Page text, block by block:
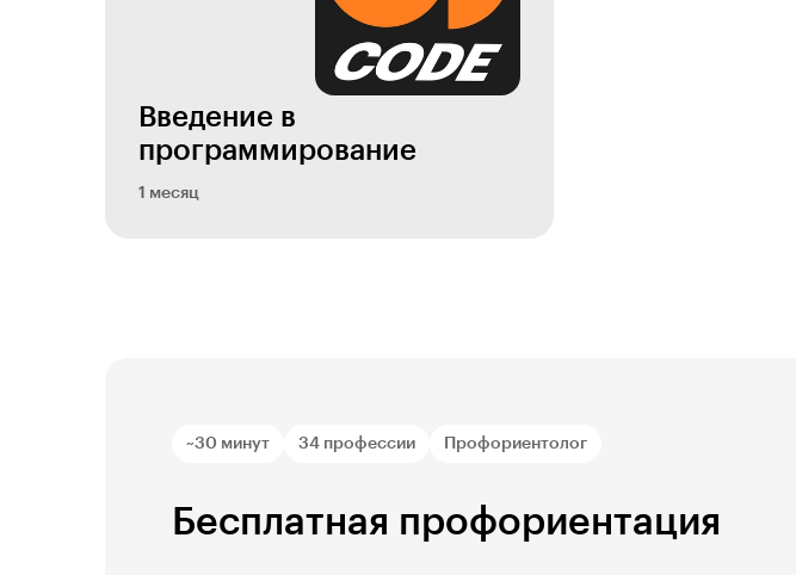
Введение в
программирование
1 месяц
~30 минут 34 профессии Профориентолог
Бесплатная профориентация